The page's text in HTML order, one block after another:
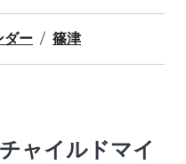
ダー 篠津
ャイルドマイ